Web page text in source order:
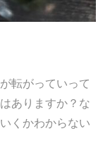
転がっていって
ありますか？な
くかわからない